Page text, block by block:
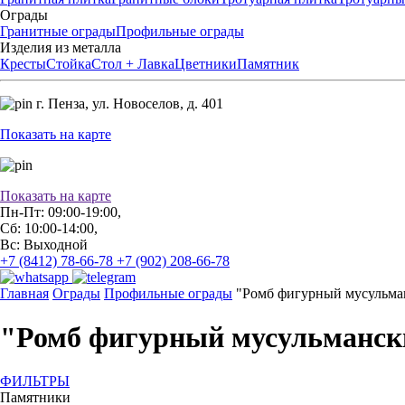
Ограды
Гранитные оградыПрофильные ограды
Изделия из металла
КрестыСтойкаСтол + ЛавкаЦветникиПамятник
г. Пенза, ул. Новоселов, д. 401
Показать на карте
Показать на карте
Пн-Пт: 09:00-19:00,
Сб: 10:00-14:00,
Вс: Выходной
+7 (8412) 78-66-78 +7 (902) 208-66-78
Главная Ограды Профильные ограды "Ромб фигурный
"Ромб фигурный
ФИЛЬТРЫ
Памятники